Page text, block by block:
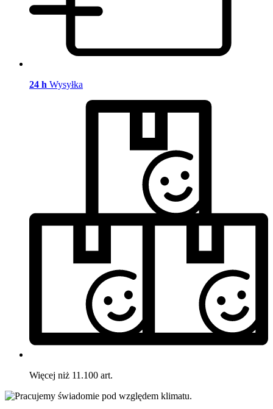
24 h Wysyłka
Więcej niż 11.100 art.